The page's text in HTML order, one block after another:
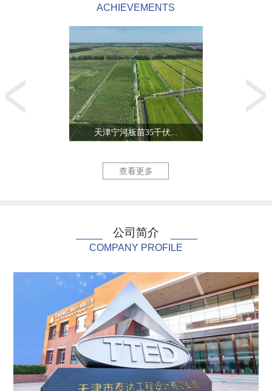
ACHIEVEMENTS
天津宁河板苗35千伏...
查看更多
公司简介
COMPANY PROFILE